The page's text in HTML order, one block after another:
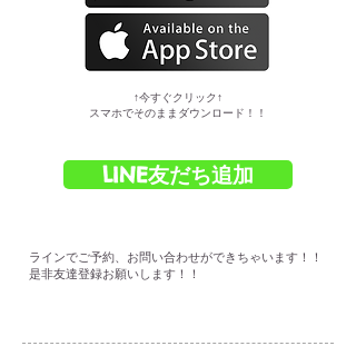
​↑今すぐクリック↑
スマホでそのままダウンロード！！
LINE友だち追加
ラインでご予約、お問い合わせができちゃいます！！
是非友達登録お願いします！！